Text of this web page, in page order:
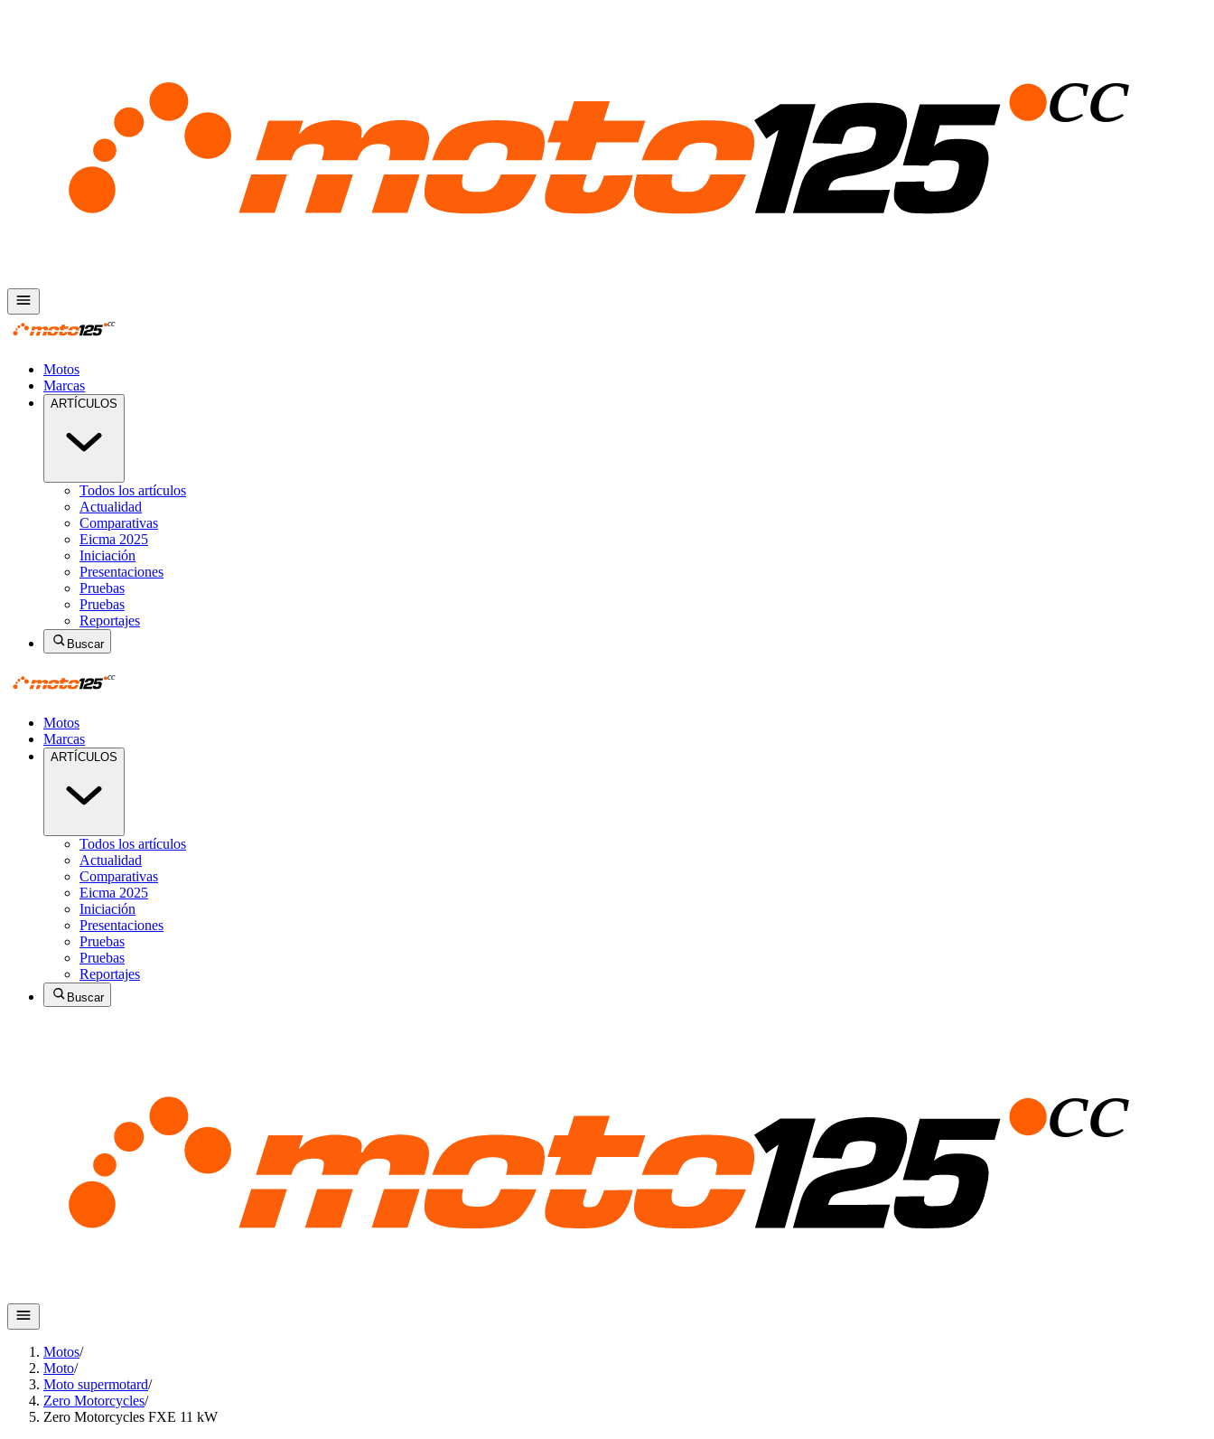
Motos
Marcas
ARTÍCULOS
Todos los artículos
Actualidad
Comparativas
Eicma 2025
Iniciación
Presentaciones
Pruebas
Pruebas
Reportajes
Buscar
Motos
Marcas
ARTÍCULOS
Todos los artículos
Actualidad
Comparativas
Eicma 2025
Iniciación
Presentaciones
Pruebas
Pruebas
Reportajes
Buscar
Motos/
Moto/
Moto supermotard/
Zero Motorcycles/
Zero Motorcycles FXE 11 kW